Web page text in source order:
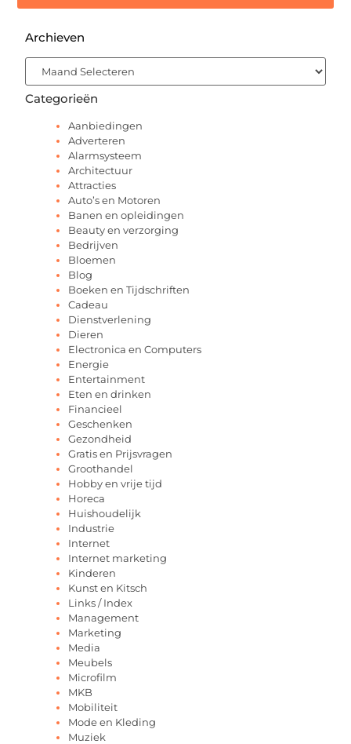
Archieven
Categorieën
Aanbiedingen
Adverteren
Alarmsysteem
Architectuur
Attracties
Auto’s en Motoren
Banen en opleidingen
Beauty en verzorging
Bedrijven
Bloemen
Blog
Boeken en Tijdschriften
Cadeau
Dienstverlening
Dieren
Electronica en Computers
Energie
Entertainment
Eten en drinken
Financieel
Geschenken
Gezondheid
Gratis en Prijsvragen
Groothandel
Hobby en vrije tijd
Horeca
Huishoudelijk
Industrie
Internet
Internet marketing
Kinderen
Kunst en Kitsch
Links / Index
Management
Marketing
Media
Meubels
Microfilm
MKB
Mobiliteit
Mode en Kleding
Muziek